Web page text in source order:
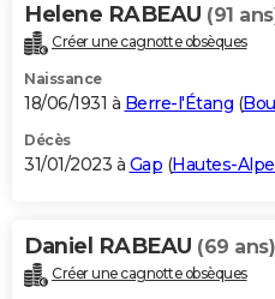
Helene RABEAU (91
Créer une cagnotte obsèques
Naissance
18/06/1931 à Berre-l'Étang (
Décès
31/01/2023 à Gap (Hautes-
Daniel RABEAU (69 ans)
Créer une cagnotte obsèques